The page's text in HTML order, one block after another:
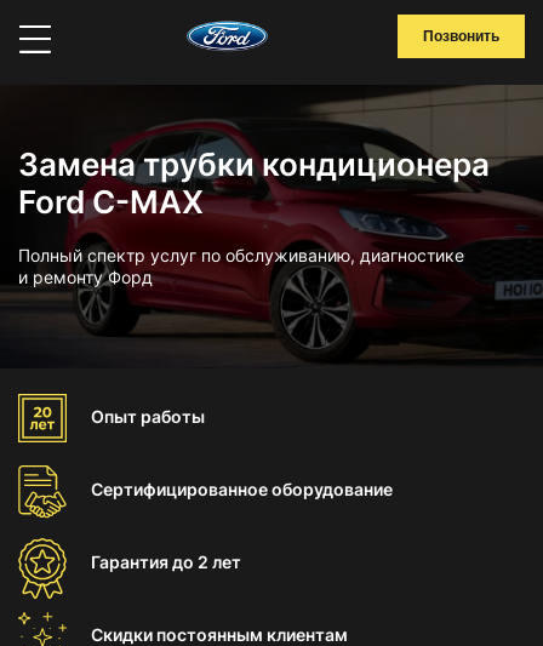
Позвонить
Замена трубки кондиционера
Ford C-MAX
Полный спектр услуг по обслуживанию, диагностике
и ремонту Форд
Опыт работы
Сертифицированноеоборудование
Гарантиядо 2 лет
Скидки постоянным клиентам